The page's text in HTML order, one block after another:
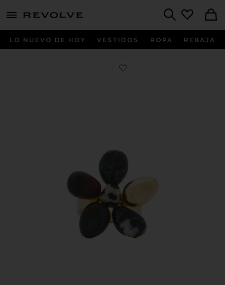
menu - shows more content
LO NUEVO DE HOY VESTIDOS ROPA REBAJA
Favorito BISUTERÍA NORMA